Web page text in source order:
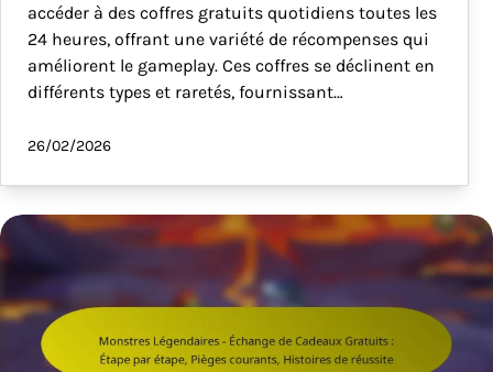
accéder à des coffres gratuits quotidiens toutes les
24 heures, offrant une variété de récompenses qui
améliorent le gameplay. Ces coffres se déclinent en
différents types et raretés, fournissant…
26/02/2026